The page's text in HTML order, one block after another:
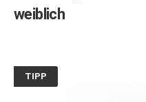
weiblich
TIPP